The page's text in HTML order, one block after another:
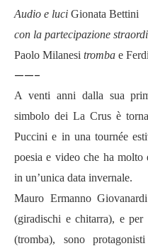
Audio e luci Gionata Bettini
con la partecipazione
Paolo Milanesi tromba e
——-
A venti anni dalla sua
simbolo dei La Crus è
Puccini e in una tournée
poesia e video che ha molto
in un’unica data invernale.
Mauro Ermanno
(giradischi e chitarra), e per
(tromba), sono